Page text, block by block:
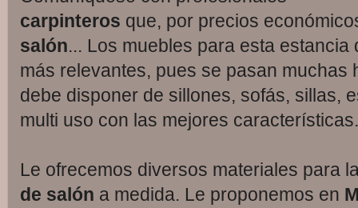
carpinteros que, por precios
salón... Los muebles para esta estancia
más relevantes, pues se pasan muchas
debe disponer de sillones, sofás, sillas,
multi uso con las mejores características.
Le ofrecemos diversos materiales para
de salón a medida. Le proponemos en